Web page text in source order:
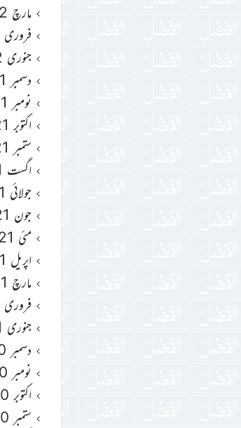
مارچ 2022
فروری 2022
جنوری 2022
دسمبر 2021
نومبر 2021
اکتوبر 2021
ستمبر 2021
اگست 2021
جولائی 2021
جون 2021
مئی 2021
اپریل 2021
مارچ 2021
فروری 2021
جنوری 2021
دسمبر 2020
نومبر 2020
اکتوبر 2020
ستمبر 2020